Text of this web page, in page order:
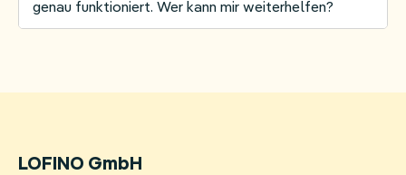
Mitarbeitenden abgestimmt sind.
genau funktioniert. Wer kann mir weiterhelfen?
LOFINO GmbH